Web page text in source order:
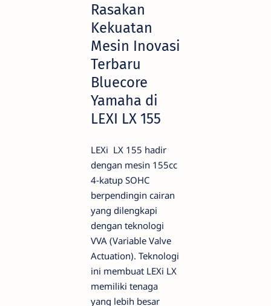
Rasakan
Kekuatan
Mesin Inovasi
Terbaru
Bluecore
Yamaha di
LEXI LX 155
LEXi LX 155 hadir
dengan mesin 155cc
4-katup SOHC
berpendingin cairan
yang dilengkapi
dengan teknologi
VVA (Variable Valve
Actuation). Teknologi
ini membuat LEXi LX
memiliki tenaga
yang lebih besar